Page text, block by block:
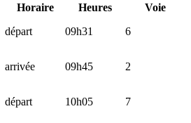
Horaire Heures
Voie
départ 09h31 6
arrivée 09h45 2
départ 10h05 7